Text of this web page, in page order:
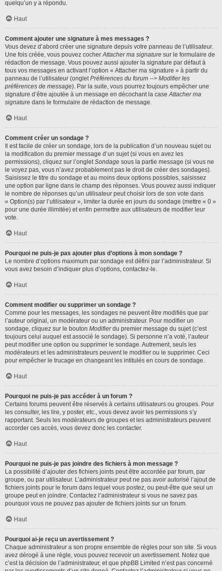
quelqu’un y a répondu.
Haut
Comment ajouter une signature à mes messages ?
Vous devez d’abord créer une signature depuis votre panneau de l’utilisateur.
Une fois créée, vous pouvez cocherAttacher ma signature sur le formulaire de
rédaction de message. Vous pouvez aussi ajouter la signature par défaut à
tous vos messages en activant l’option « Attacher ma signature » à partir du
panneau de l’utilisateur (ongletPréférences du forum --> Modifier les
préférences de message). Par la suite, vous pourrez toujours empêcher une
signature d’être ajoutée à un message en décochant la caseAttacher ma
signature dans le formulaire de rédaction de message.
Haut
Comment créer un sondage ?
Il est facile de créer un sondage, lors de la publication d’un nouveau sujet ou
la modification du premier message d’un sujet (si vous en avez les
permissions), cliquez sur l’ongletSondage sous la partie message (si vous ne
le voyez pas, vous n’avez probablement pas le droit de créer des sondages).
Saisissez le titre du sondage et au moins deux options possibles, saisissez
une option par ligne dans le champ des réponses. Vous pouvez aussi indiquer
le nombre de réponses qu’un utilisateur peut choisir lors de son vote dans
« Option(s) par l’utilisateur », limiter la durée en jours du sondage (mettre « 0 »
pour une durée illimitée) et enfin permettre aux utilisateurs de modifier leur
vote.
Haut
Pourquoi ne puis-je pas ajouter plus d’options à mon sondage ?
Le nombre d’options maximum par sondage est défini par l’administrateur. Si
vous avez besoin d’indiquer plus d’options, contactez-le.
Haut
Comment modifier ou supprimer un sondage ?
Comme pour les messages, les sondages ne peuvent être modifiés que par
l’auteur original, un modérateur ou un administrateur. Pour modifier un
sondage, cliquez sur le bouton Modifierdu premier message du sujet (c’est
toujours celui auquel est associé le sondage). Si personne n’a voté, l’auteur
peut modifier une option ou supprimer le sondage. Autrement, seuls les
modérateurs et les administrateurs peuvent le modifier ou le supprimer. Ceci
pour empêcher le trucage en changeant les intitulés en cours de sondage.
Haut
Pourquoi ne puis-je pas accéder à un forum ?
Certains forums peuvent être réservés à certains utilisateurs ou groupes. Pour
les consulter, les lire, y poster, etc., vous devez avoir les permissions s’y
rapportant. Seuls les modérateurs de groupes et les administrateurs peuvent
accorder ces accès, vous devez donc les contacter.
Haut
Pourquoi ne puis-je pas joindre des fichiers à mon message ?
La possibilité d’ajouter des fichiers joints peut être accordée par forum, par
groupe, ou par utilisateur. L’administrateur peut ne pas avoir autorisé l’ajout de
fichiers joints pour le forum dans lequel vous postez, ou peut-être que seul un
groupe peut en joindre. Contactez l’administrateur si vous ne savez pas
pourquoi vous ne pouvez pas ajouter de fichiers joints sur un forum.
Haut
Pourquoi ai-je reçu un avertissement ?
Chaque administrateur a son propre ensemble de règles pour son site. Si vous
avez dérogé à une règle, vous pouvez recevoir un avertissement. Notez que
c’est la décision de l’administrateur, et que phpBB Limited n’est pas concerné